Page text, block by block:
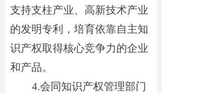
支持支柱产业、高新技术产业
的发明专利，培育依靠自主知
识产权取得核心竞争力的企业
和产品。
4.会同知识产权管理部门